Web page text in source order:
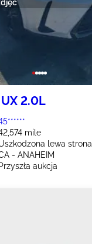
2.0L
mile
lewa strona
- ANAHEIM
Przyszła aukcja